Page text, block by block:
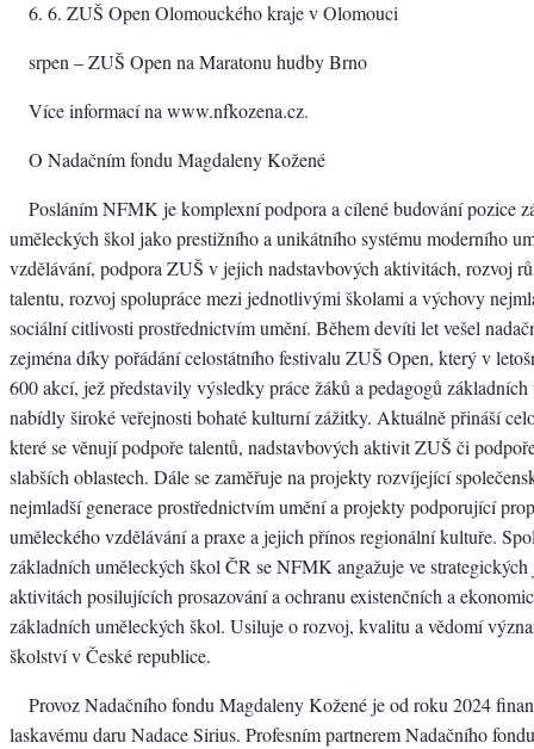
6. 6. ZUŠ Open Olomouckého kraje v Olomouci
srpen – ZUŠ Open na Maratonu hudby Brno
Více informací na www.nfkozena.cz.
O Nadačním fondu Magdaleny Kožené
Posláním NFMK je komplexní podpora a cílené budování pozice
uměleckých škol jako prestižního a unikátního systému moderního
vzdělávání, podpora ZUŠ v jejich nadstavbových aktivitách, rozvoj
talentu, rozvoj spolupráce mezi jednotlivými školami a výchovy
sociální citlivosti prostřednictvím umění. Během devíti let vešel
zejména díky pořádání celostátního festivalu ZUŠ Open, který v
600 akcí, jež představily výsledky práce žáků a pedagogů
nabídly široké veřejnosti bohaté kulturní zážitky. Aktuálně přináší
které se věnují podpoře talentů, nadstavbových aktivit ZUŠ či
slabších oblastech. Dále se zaměřuje na projekty rozvíjející
nejmladší generace prostřednictvím umění a projekty podporující
uměleckého vzdělávání a praxe a jejich přínos regionální kultuře.
základních uměleckých škol ČR se NFMK angažuje ve strategických
aktivitách posilujících prosazování a ochranu existenčních a
základních uměleckých škol. Usiluje o rozvoj, kvalitu a vědomí
školství v České republice.
Provoz Nadačního fondu Magdaleny Kožené je od roku 2024
laskavému daru Nadace Sirius. Profesním partnerem Nadačního